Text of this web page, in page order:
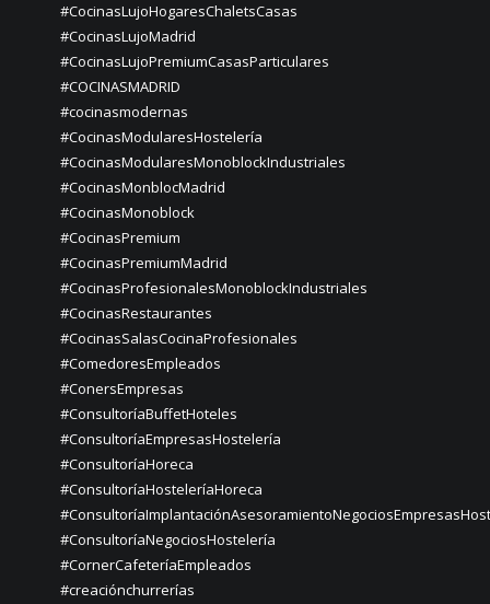
#CocinasLujoHogaresChaletsCasas
#CocinasLujoMadrid
#CocinasLujoPremiumCasasParticulares
#COCINASMADRID
#cocinasmodernas
#CocinasModularesHostelería
#CocinasModularesMonoblockIndustriales
#CocinasMonblocMadrid
#CocinasMonoblock
#CocinasPremium
#CocinasPremiumMadrid
#CocinasProfesionalesMonoblockIndustriales
#CocinasRestaurantes
#CocinasSalasCocinaProfesionales
#ComedoresEmpleados
#ConersEmpresas
#ConsultoríaBuffetHoteles
#ConsultoríaEmpresasHostelería
#ConsultoríaHoreca
#ConsultoríaHosteleríaHoreca
#ConsultoríaNegociosHostelería
#CornerCafeteríaEmpleados
#creaciónchurrerías